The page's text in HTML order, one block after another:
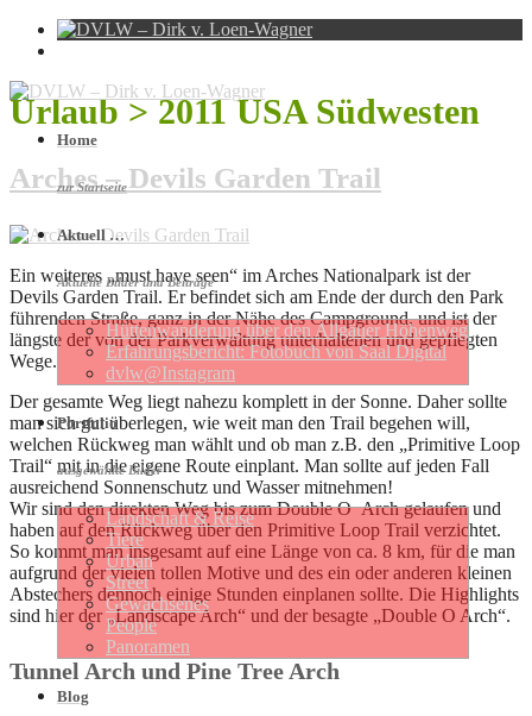
Home
zur Startseite
Aktuell …
Aktuelle Bilder und Beiträge
Hütten­wan­de­rung über den Allgäuer Höhen­weg
Erfahrungs­be­richt: Foto­buch von Saal Digital
dvlw@Instagram
Portfolio
ausgewählte Bilder
Landschaft & Reise
Tiere
Urban
Street
Gewachsenes
People
Panoramen
Blog
Urlaub > 2011 USA Südwesten
Arches – Devils Garden Trail
Ein weiteres „must have seen“ im Arches Nationalpark ist der
Devils Garden Trail. Er befindet sich am Ende der durch den Park
führenden Straße, ganz in der Nähe des Campground, und ist der
längste der von der Parkverwaltung unterhaltenen und gepflegten
Wege.
Der gesamte Weg liegt nahezu komplett in der Sonne. Daher sollte
man sich gut überlegen, wie weit man den Trail begehen will,
welchen Rückweg man wählt und ob man z.B. den „Primitive Loop
Trail“ mit in die eigene Route einplant. Man sollte auf jeden Fall
ausreichend Sonnenschutz und Wasser mitnehmen!
Wir sind den direkten Weg bis zum Double O Arch gelaufen und
haben auf den Rückweg über den Primitive Loop Trail verzichtet.
So kommt man insgesamt auf eine Länge von ca. 8 km, für die man
aufgrund der vielen tollen Motive und des ein oder anderen kleinen
Abstechers dennoch einige Stunden einplanen sollte. Die Highlights
sind hier der „Landscape Arch“ und der besagte „Double O Arch“.
Tunnel Arch und Pine Tree Arch